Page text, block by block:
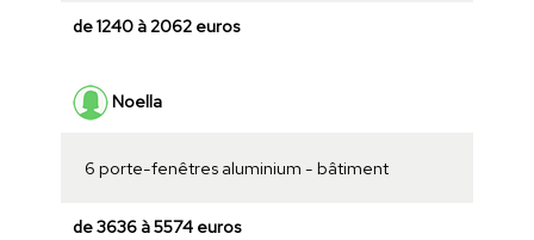
de 1240 à 2062 euros
Noella
6 porte-fenêtres aluminium - bâtiment
de 3636 à 5574 euros